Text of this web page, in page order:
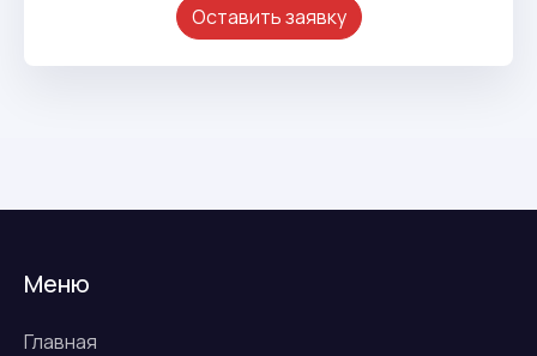
Оставить заявку
Меню
Главная